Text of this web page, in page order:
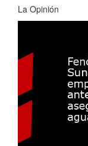
La Opinión